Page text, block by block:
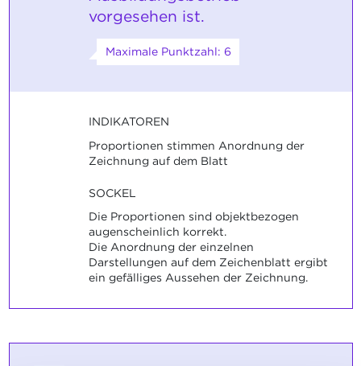
vorgesehen ist.
Maximale Punktzahl: 6
INDIKATOREN
Proportionen stimmen Anordnung der
Zeichnung auf dem Blatt
SOCKEL
Die Proportionen sind objektbezogen
augenscheinlich korrekt.
Die Anordnung der einzelnen
Darstellungen auf dem Zeichenblatt ergibt
ein gefälliges Aussehen der Zeichnung.